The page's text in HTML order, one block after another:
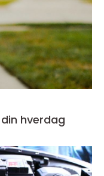
hverdag